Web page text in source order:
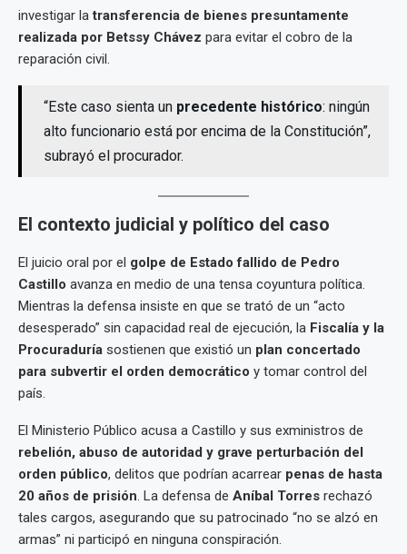
investigar latransferencia de bienes presuntamente
realizada por Betssy Chávez para evitar el cobro de la
reparación civil.
“Este caso sienta un precedente histórico: ningún
alto funcionario está por encima de la Constitución”,
subrayó el procurador.
El contexto judicial y político del caso
El juicio oral por el golpe de Estado fallido de Pedro
Castillo avanza en medio de una tensa coyuntura política.
Mientras la defensa insiste en que se trató de un “acto
desesperado” sin capacidad real de ejecución, la Fiscalía y la
Procuraduría sostienen que existió un plan concertado
para subvertir el orden democrático y tomar control del
país.
El Ministerio Público acusa a Castillo y sus exministros de
rebelión, abuso de autoridad y grave perturbación del
orden público, delitos que podrían acarrear penas de hasta
20 años de prisión. La defensa de Aníbal Torres rechazó
tales cargos, asegurando que su patrocinado “no se alzó en
armas” ni participó en ninguna conspiración.